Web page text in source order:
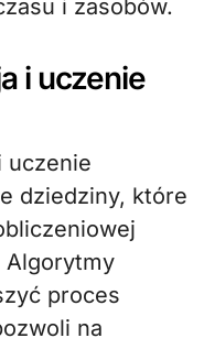
i zasobów.
i uczenie
uczenie
dziedziny, które
Algorytmy
proces
na